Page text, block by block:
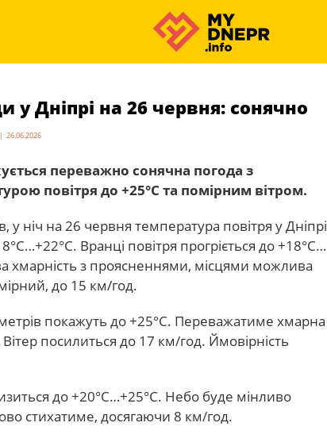
у Дніпрі на 26 червня: сонячно
26.06.2026
переважно сонячна погода з
повітря до +25°С та помірним вітром.
у ніч на 26 червня температура повітря у Дніпрі
Вранці повітря прогріється до +18°С…
хмарність з проясненнями, місцями можлива
до 15 км/год.
покажуть до +25°С. Переважатиме хмарна
посилиться до 17 км/год. Ймовірність
до +20°С…+25°С. Небо буде мінливо
стихатиме, досягаючи 8 км/год.